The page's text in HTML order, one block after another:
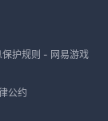
护规则 - 网易游戏
公约